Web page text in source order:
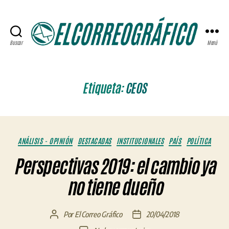
Buscar Menú
Etiqueta:CEOS
Categorías
ANÁLISIS - OPINIÓN DESTACADAS INSTITUCIONALES PAÍS POLÍTICA
Perspectivas 2019: el cambio ya
no tiene dueño
AutorPorEl Correo Gráfico
Fecha20/04/2018